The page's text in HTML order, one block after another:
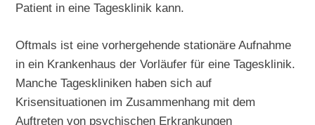
Patient in eine Tagesklinik kann.
Oftmals ist eine vorhergehende stationäre Aufnahme
in ein Krankenhaus der Vorläufer für eine Tagesklinik.
Manche Tageskliniken haben sich auf
Krisensituationen im Zusammenhang mit dem
Auftreten von psychischen Erkrankungen